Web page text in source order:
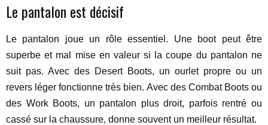
Le pantalon est décisif
Le pantalon joue un rôle essentiel. Une boot peut être
superbe et mal mise en valeur si la coupe du pantalon ne
suit pas. Avec des Desert Boots, un ourlet propre ou un
revers léger fonctionne très bien. Avec des Combat Boots ou
des Work Boots, un pantalon plus droit, parfois rentré ou
cassé sur la chaussure, donne souvent un meilleur résultat.